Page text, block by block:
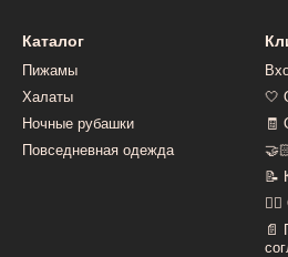
Каталог
Пижамы
Халаты
Ночные рубашки
Повседневная одежда
🤍
🧾
📝
📄